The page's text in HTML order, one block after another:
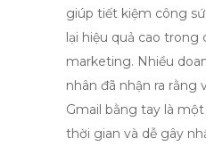
giúp tiết kiệm công
lại hiệu quả cao trong
marketing. Nhiều
nhân đã nhận ra rằng
Gmail bằng tay là
thời gian và dễ gây